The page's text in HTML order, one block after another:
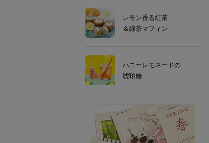
レモン香る紅茶
＆緑茶マフィン
ハニーレモネードの
琥珀糖